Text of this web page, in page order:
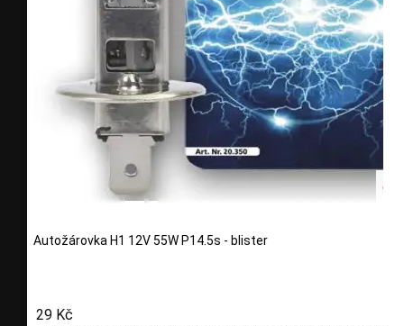
Autožárovka H1 12V 55W P14.5s - blister
29 Kč